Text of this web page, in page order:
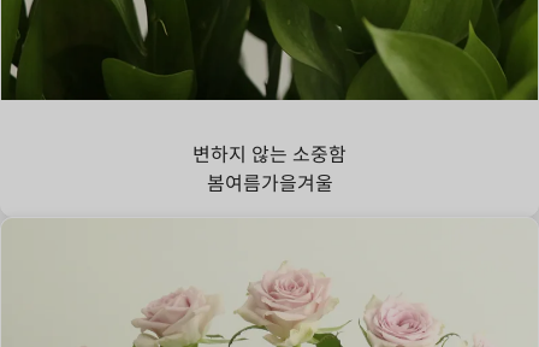
변하지 않는 소중함
봄여름가을겨울